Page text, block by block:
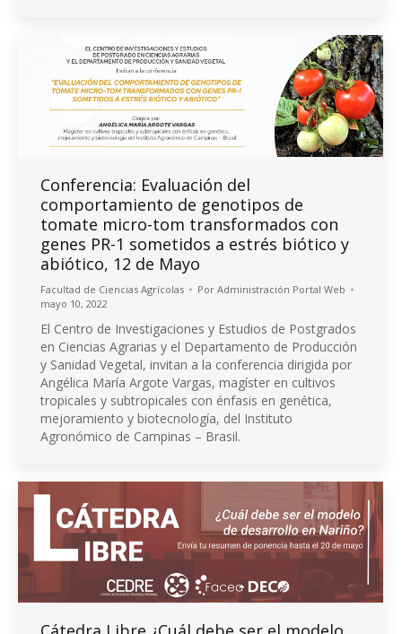
Conferencia: Evaluación del
comportamiento de genotipos de
tomate micro-tom transformados con
genes PR-1 sometidos a estrés biótico y
abiótico, 12 de Mayo
Facultad de Ciencias Agrícolas Por Administración Portal Web
mayo 10, 2022
El Centro de Investigaciones y Estudios de Postgrados
en Ciencias Agrarias y el Departamento de Producción
y Sanidad Vegetal, invitan a la conferencia dirigida por
Angélica María Argote Vargas, magíster en cultivos
tropicales y subtropicales con énfasis en genética,
mejoramiento y biotecnología, del Instituto
Agronómico de Campinas – Brasil.